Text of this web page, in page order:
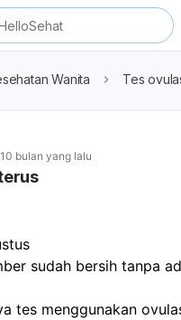
Wanita Tes
10 bulan yang lalu
sudah bersih tanpa
tes menggunakan